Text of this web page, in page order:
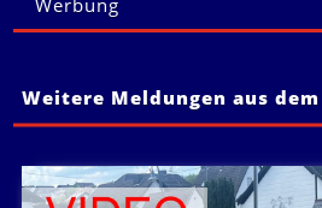
Werbung
Weitere Meldungen aus